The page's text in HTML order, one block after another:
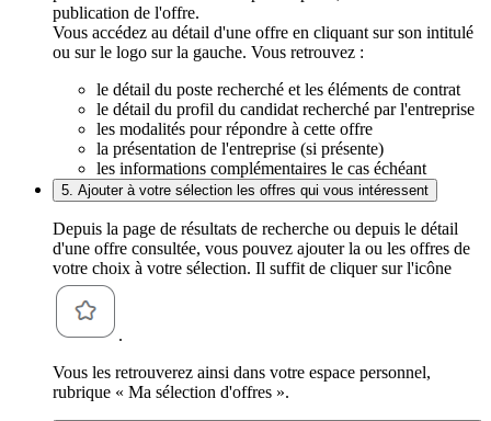
publication de l'offre.
Vous accédez au détail d'une offre en cliquant sur son intitulé
ou sur le logo sur la gauche. Vous retrouvez :
le détail du poste recherché et les éléments de contrat
le détail du profil du candidat recherché par l'entreprise
les modalités pour répondre à cette offre
la présentation de l'entreprise (si présente)
les informations complémentaires le cas échéant
5. Ajouter à votre sélection les offres qui vous intéressent
Depuis la page de résultats de recherche ou depuis le détail
d'une offre consultée, vous pouvez ajouter la ou les offres de
votre choix à votre sélection. Il suffit de cliquer sur l'icône
.
Vous les retrouverez ainsi dans votre espace personnel,
rubrique « Ma sélection d'offres ».